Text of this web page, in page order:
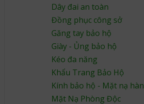
Dây đai an toàn
Đồng phục công sở
Găng tay bảo hộ
Giày - Ủng bảo hộ
Kéo đa năng
Khẩu Trang Bảo Hộ
Kính bảo hộ - Mặt nạ hàn
Mặt Nạ Phòng Độc